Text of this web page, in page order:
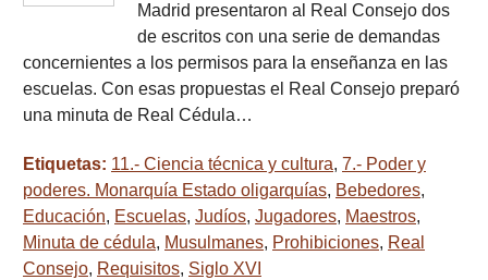
Madrid presentaron al Real Consejo dos
de escritos con una serie de demandas
concernientes a los permisos para la enseñanza en las
escuelas. Con esas propuestas el Real Consejo preparó
una minuta de Real Cédula…
Etiquetas: 11.- Ciencia técnica y cultura, 7.- Poder y
poderes. Monarquía Estado oligarquías, Bebedores,
Educación, Escuelas, Judíos, Jugadores, Maestros,
Minuta de cédula, Musulmanes, Prohibiciones, Real
Consejo, Requisitos, Siglo XVI